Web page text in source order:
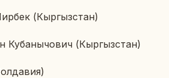
(Кыр­гыз­стан)
Ку­ба­ны­чо­вич (Кыр­гыз­стан)